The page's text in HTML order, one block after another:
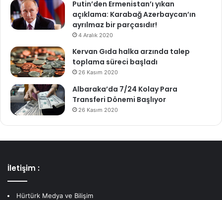
Putin’den Ermenistan’ı yıkan
açıklama: Karabağ Azerbaycan’ın
ayrılmaz bir parçasıdır!
4 Aralık 2020
Kervan Gıda halka arzında talep
toplama süreci başladı
26 Kasım 2020
Albaraka’da 7/24 Kolay Para
Transferi Dönemi Başlıyor
26 Kasım 2020
İletişim :
Hürtürk Medya ve Bilişim